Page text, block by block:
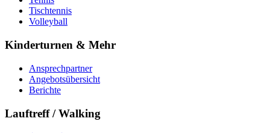
Tischtennis
Volleyball
Kinderturnen & Mehr
Ansprechpartner
Angebotsübersicht
Berichte
Lauftreff / Walking